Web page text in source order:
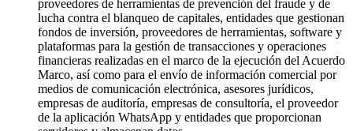
proveedores de herramientas de prevención del fraude y de
lucha contra el blanqueo de capitales, entidades que gestionan
fondos de inversión, proveedores de herramientas, software y
plataformas para la gestión de transacciones y operaciones
financieras realizadas en el marco de la ejecución del Acuerdo
Marco, así como para el envío de información comercial por
medios de comunicación electrónica, asesores jurídicos,
empresas de auditoría, empresas de consultoría, el proveedor
de la aplicación WhatsApp y entidades que proporcionan